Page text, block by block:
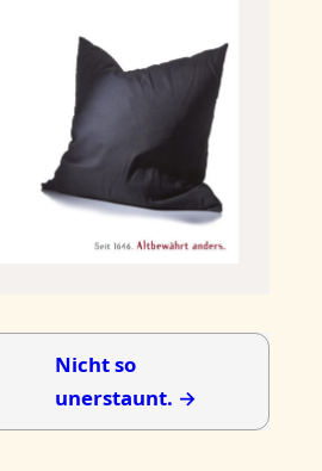
Nicht so
unerstaunt. →